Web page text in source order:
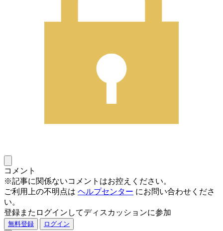
コメント
※記事に関係ないコメントはお控えください。
ご利用上の不明点は ヘルプセンター にお問い合わせくださ
い。
登録またログインしてディスカッションに参加
無料登録 ログイン